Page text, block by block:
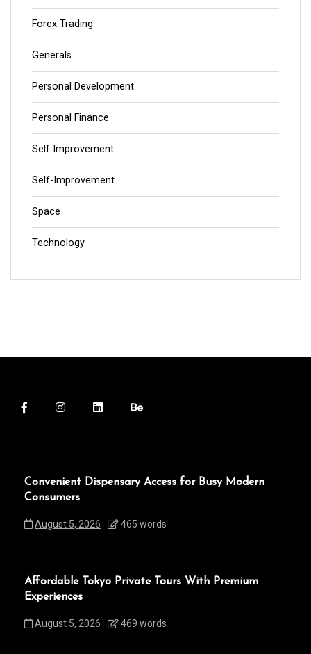
Forex Trading
Generals
Personal Development
Personal Finance
Self Improvement
Self-Improvement
Space
Technology
Convenient Dispensary Access for Busy Modern
Consumers
August 5, 2026 465 words
Affordable Tokyo Private Tours With Premium
Experiences
August 5, 2026 469 words